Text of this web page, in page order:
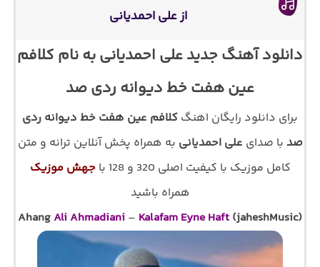
از علی احمدیانی
دانلود آهنگ جدید علی احمدیانی به نام کلافم
عین هفت خط دیوانه ردی صد
برای دانلود رایگان اهنگ کلافم عین هفت خط دیوانه ردی
صد با صدای علی احمدیانی به همراه پخش آنلاین ترانه و متن
کامل موزیک با کیفیت اصلی 320 و 128 با
جهش موزیک
همراه باشید
Ahang Ali Ahmadiani – Kalafam Eyne Haft (jaheshMusic)